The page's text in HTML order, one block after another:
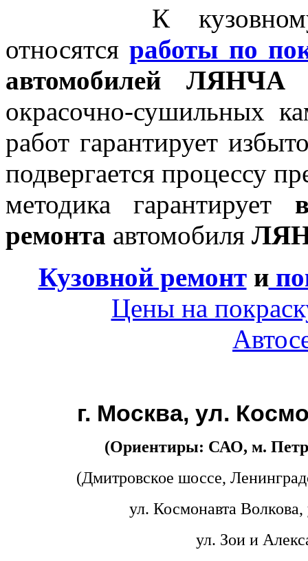
К кузовному
относятсяработы по
автомобилей ЛЯНЧА
окрасочно-сушильных
работ гарантирует
подвергается процессу
методика гарантирует
ремонта автомобиля
Кузовной ремонти
Цены на
г. Москва, ул.
(Ориентиры: САО, м.
(Дмитровское шоссе,
ул. Космонавта
ул. Зои и